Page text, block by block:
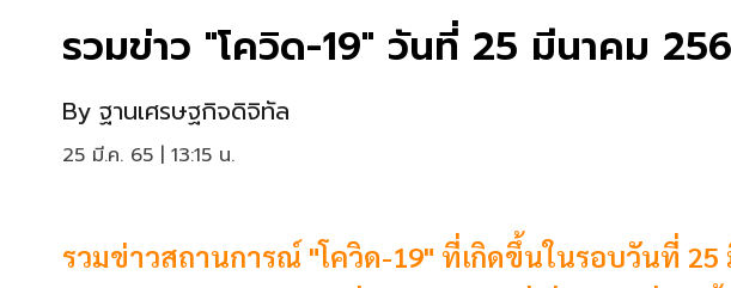
รวมข่าว "โควิด-19" วันที่ 25 มีนาคม
By ฐานเศรษฐกิจดิจิทัล
25 มี.ค. 65 | 13:15 น.
รวมข่าวสถานการณ์ "โควิด-19" ที่เกิดขึ้นในรอบวันที่